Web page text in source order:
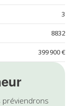
préviendrons
3
8832
399 900 €